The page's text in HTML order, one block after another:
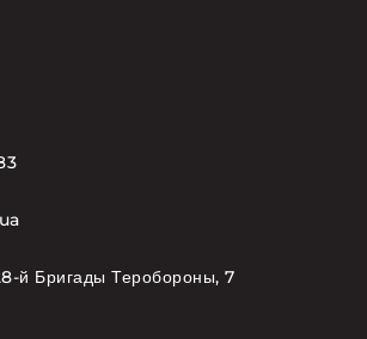
й Бригады Теробороны, 7